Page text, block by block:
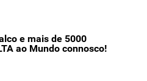
e mais de 5000
ao Mundo connosco!